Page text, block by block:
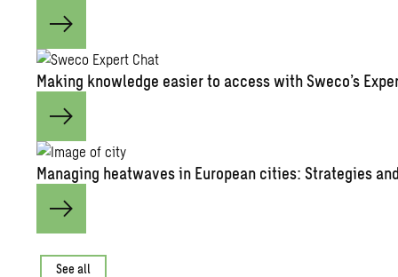
Making knowledge easier to access with Sweco’s
Managing heatwaves in European cities: Strategies
See all